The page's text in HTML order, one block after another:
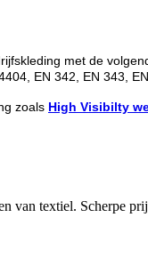
met de
EN 342, EN 343,
zoals High Visibilty
van textiel. Scherpe